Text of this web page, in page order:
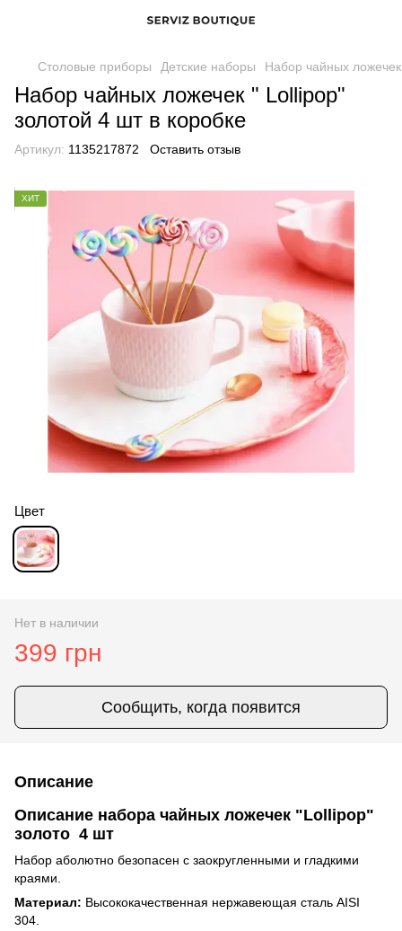
Столовые приборы Детские наборы Набор чайных
Набор чайных ложечек " Lollipop"
золотой 4 шт в коробке
Артикул: 1135217872 Оставить отзыв
ХИТ
Цвет
Нет в наличии
399 грн
Сообщить, когда появится
Описание
Описание набора чайных ложечек "Lollipop"
золото 4 шт
Набор аболютно безопасен с заокругленными и гладкими
краями.
Материал: Высококачественная нержавеющая сталь AISI
304.